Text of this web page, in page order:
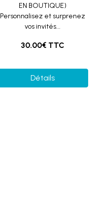
EN BOUTIQUE)
Personnalisez et surprenez
vos invités...
30.00€ TTC
Détails